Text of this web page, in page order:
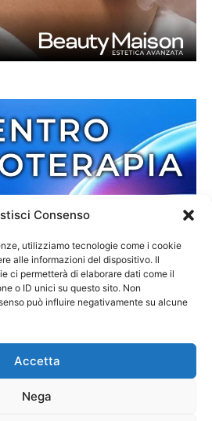
Consenso
utilizziamo tecnologie come i cookie
alle informazioni del dispositivo. Il
ci permetterà di elaborare dati come il
o ID unici su questo sito. Non
può influire negativamente su alcune
Accetta
Nega